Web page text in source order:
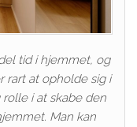
tid i hjemmet, og
rart at opholde sig i
i at skabe den
Man kan